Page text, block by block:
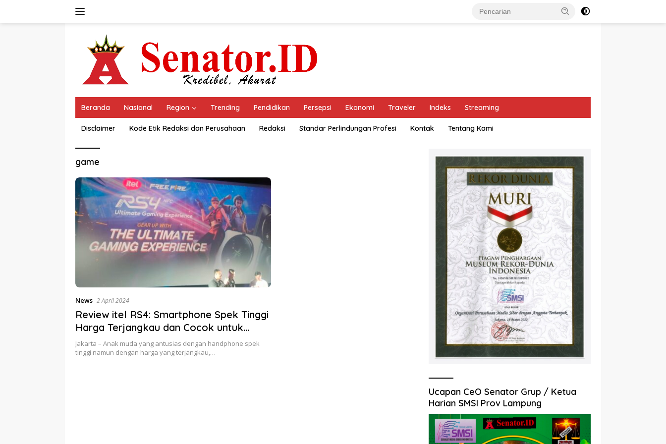
Beranda Nasional Region Trending Pendidikan Persepsi Ekonomi Traveler Indeks Streaming
Disclaimer Kode Etik Redaksi dan Perusahaan Redaksi Standar Perlindungan Profesi Kontak Tentang Kami
game
News 2 April 2024
Review itel RS4: Smartphone Spek Tinggi
Harga Terjangkau dan Cocok untuk
Pecinta Game
Jakarta – Anak muda yang antusias dengan handphone spek
tinggi namun dengan harga yang terjangkau,…
Ucapan CeO Senator Grup / Ketua
Harian SMSI Prov Lampung